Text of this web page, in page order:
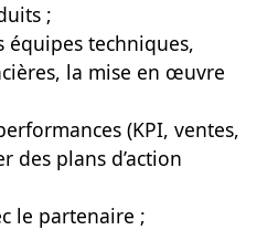
;
équipes techniques,
la mise en œuvre
(KPI, ventes,
des plans d’action
le partenaire ;